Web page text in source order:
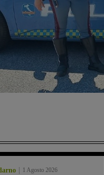
1 Agosto 2026